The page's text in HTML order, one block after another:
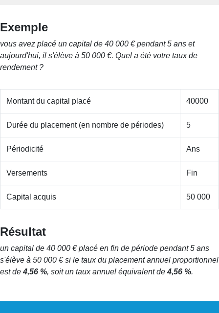
Exemple
vous avez placé un capital de 40 000 € pendant 5 ans et
aujourd'hui, il s'élève à 50 000 €. Quel a été votre taux de
rendement ?
Montant du capital placé 40000
Durée du placement (en nombre de périodes) 5
Périodicité Ans
Versements Fin
Capital acquis 50 000
Résultat
un capital de 40 000 € placé en fin de période pendant 5 ans
s'élève à 50 000 € si le taux du placement annuel proportionnel
est de4,56 %, soit un taux annuel équivalent de4,56 %.